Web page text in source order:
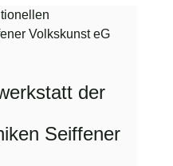
der
Seiffener